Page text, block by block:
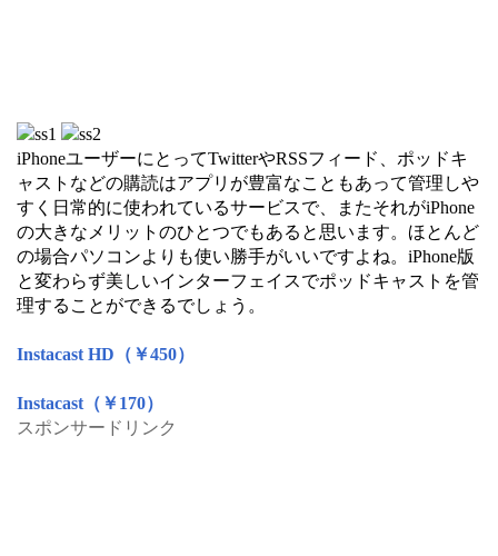
iPhoneユーザーにとってTwitterやRSSフィード、ポッドキ
ャストなどの購読はアプリが豊富なこともあって管理しや
すく日常的に使われているサービスで、またそれがiPhone
の大きなメリットのひとつでもあると思います。ほとんど
の場合パソコンよりも使い勝手がいいですよね。iPhone版
と変わらず美しいインターフェイスでポッドキャストを管
理することができるでしょう。
Instacast HD（￥450）
Instacast（￥170）
スポンサードリンク